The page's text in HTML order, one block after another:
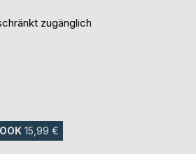
zugänglich
15,99 €